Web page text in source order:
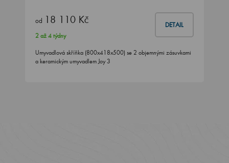
od 18 110 Kč DETAIL
2 až 4 týdny
Umyvadlová skříňka (800x418x500) se 2 objemnými zásuvkami
a keramickým umyvadlem Joy 3